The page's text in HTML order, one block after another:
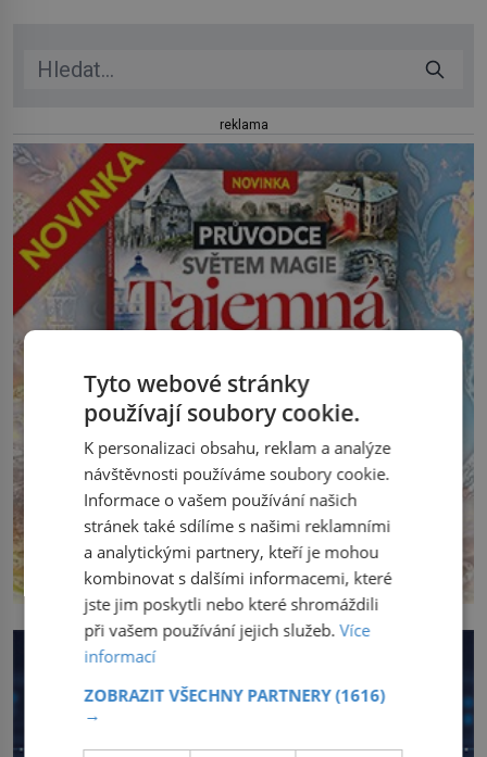
reklama
Tyto webové stránky
používají soubory cookie.
K personalizaci obsahu, reklam a analýze
návštěvnosti používáme soubory cookie.
Informace o vašem používání našich
stránek také sdílíme s našimi reklamními
a analytickými partnery, kteří je mohou
kombinovat s dalšími informacemi, které
jste jim poskytli nebo které shromáždili
při vašem používání jejich služeb.Více
informací
ZOBRAZIT VŠECHNY PARTNERY(1616)
→